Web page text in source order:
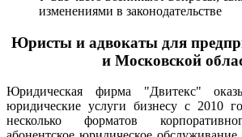
изменениями в законодательстве
Юристы и адвокаты для
и Московской
Юридическая фирма "Двитекс"
юридические услуги бизнесу с 2010
несколько форматов